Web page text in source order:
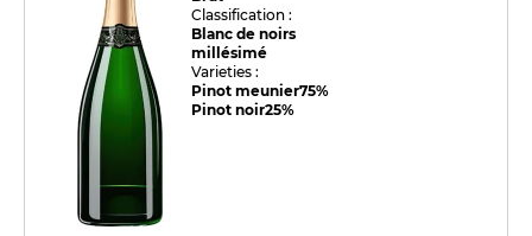
Classification :
Blanc de noirs
millésimé
Varieties :
Pinot meunier75%
Pinot noir25%